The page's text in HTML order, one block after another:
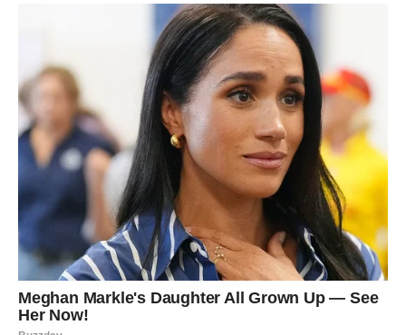
Vaga danas balansira između onoga što želi i onoga što
dobija. Ako ste u vezi, vreme je da kažete šta vam
nedostaje.
Slobodne Vage mogu neočekivano privući pažnju osobe
koja deluje ozbiljno i stabilno.
Poruka dana: Ne žrtvuj svoje srce zarad mira.
ŠKORPIJA – INTENZIVNE
EMOCIJE